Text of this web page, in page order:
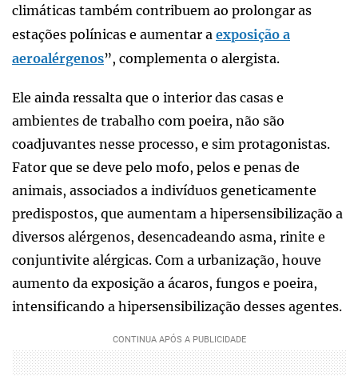
climáticas também contribuem ao prolongar as
estações polínicas e aumentar a exposição a
aeroalérgenos”, complementa o alergista.
Ele ainda ressalta que o interior das casas e
ambientes de trabalho com poeira, não são
coadjuvantes nesse processo, e sim protagonistas.
Fator que se deve pelo mofo, pelos e penas de
animais, associados a indivíduos geneticamente
predispostos, que aumentam a hipersensibilização a
diversos alérgenos, desencadeando asma, rinite e
conjuntivite alérgicas. Com a urbanização, houve
aumento da exposição a ácaros, fungos e poeira,
intensificando a hipersensibilização desses agentes.